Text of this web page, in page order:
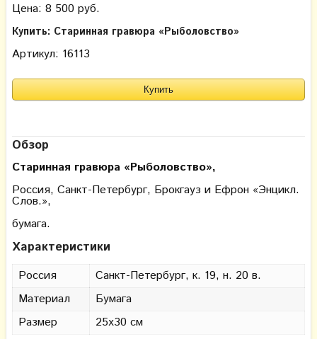
Цена: 8 500 руб.
Купить: Старинная гравюра «Рыболовство»
Артикул: 16113
Обзор
Старинная гравюра «Рыболовство»,
Россия, Санкт-Петербург, Брокгауз и Ефрон «Энцикл.
Слов.»,
бумага.
Характеристики
Россия
Санкт-Петербург, к. 19, н. 20 в.
Материал
Бумага
Размер
25х30 см